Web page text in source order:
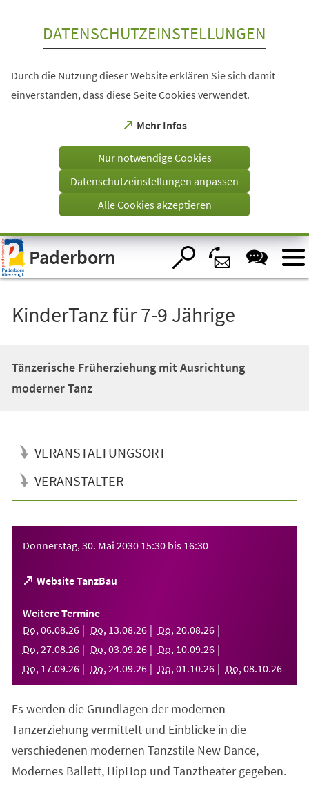
Visuelle
Assistenzsoftware
öffnen.
DATENSCHUTZEINSTELLUNGEN
Durch die Nutzung dieser Website erklären Sie sich damit
einverstanden, dass diese Seite Cookies verwendet.
Mehr Infos
(Öffnet
einem
Tab)
Nur notwendige Cookies
Datenschutzeinstellungen anpassen
Alle Cookies akzeptieren
Paderborn
KinderTanz für 7-9 Jährige
Tänzerische Früherziehung mit Ausrichtung
moderner Tanz
VERANSTALTUNGSORT
VERANSTALTER
Donnerstag, 30. Mai 2030 15:30 bis 16:30
Website TanzBau
(Öffnet
in
einem
neuen
Tab)
Weitere Termine
Do, 06.08.26 Do, 13.08.26 Do, 20.08.26
Do, 27.08.26 Do, 03.09.26 Do, 10.09.26
Do, 17.09.26 Do, 24.09.26 Do, 01 .10.26 Do, 08.10.26
Es werden die Grundlagen der modernen
Tanzerziehung vermittelt und Einblicke in die
verschiedenen modernen Tanzstile New Dance,
Modernes Ballett, HipHop und Tanztheater gegeben.